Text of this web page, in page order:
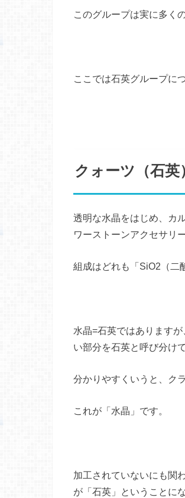
このグループは実に多く
ここでは石英グループに
クォーツ（石英
透明な水晶をはじめ、カ
ワーストーンアクセサリ
組成はどれも「SiO2（二
水晶=石英ではあります
い部分を石英と呼び分け
分かりやすくいうと、ク
これが「水晶」です。
加工されていないにも関
が「石英」ということに